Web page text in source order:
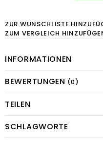
ZUR WUNSCHLISTE
ZUM VERGLEICH
INFORMATIONEN
BEWERTUNGEN (0)
TEILEN
SCHLAGWORTE